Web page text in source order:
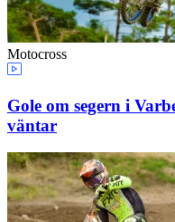
Motocross
Gole om segern i
väntar